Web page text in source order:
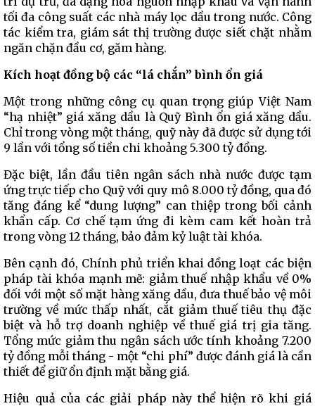
tối đa công suất các nhà máy lọc dầu trong nước. Công
tác kiểm tra, giám sát thị trường được siết chặt nhằm
ngăn chặn đầu cơ, găm hàng.
Kích hoạt đồng bộ các “lá chắn” bình ổn giá
Một trong những công cụ quan trọng giúp Việt Nam
“hạ nhiệt” giá xăng dầu là Quỹ Bình ổn giá xăng dầu.
Chỉ trong vòng một tháng, quỹ này đã được sử dụng tới
9 lần với tổng số tiền chi khoảng 5.300 tỷ đồng.
Đặc biệt, lần đầu tiên ngân sách nhà nước được tạm
ứng trực tiếp cho Quỹ với quy mô 8.000 tỷ đồng, qua đó
tăng đáng kể “dung lượng” can thiệp trong bối cảnh
khẩn cấp. Cơ chế tạm ứng đi kèm cam kết hoàn trả
trong vòng 12 tháng, bảo đảm kỷ luật tài khóa.
Bên cạnh đó, Chính phủ triển khai đồng loạt các biện
pháp tài khóa mạnh mẽ: giảm thuế nhập khẩu về 0%
đối với một số mặt hàng xăng dầu, đưa thuế bảo vệ môi
trường về mức thấp nhất, cắt giảm thuế tiêu thụ đặc
biệt và hỗ trợ doanh nghiệp về thuế giá trị gia tăng.
Tổng mức giảm thu ngân sách ước tính khoảng 7.200
tỷ đồng mỗi tháng - một “chi phí” được đánh giá là cần
thiết để giữ ổn định mặt bằng giá.
Hiệu quả của các giải pháp này thể hiện rõ khi giá